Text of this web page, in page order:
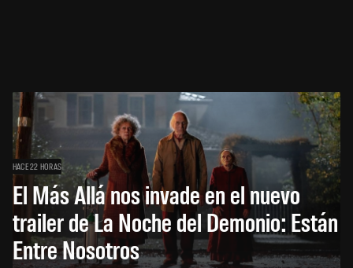
HACE 22 HORAS
El Más Allá nos invade en el nuevo
trailer de La Noche del Demonio: Están
Entre Nosotros